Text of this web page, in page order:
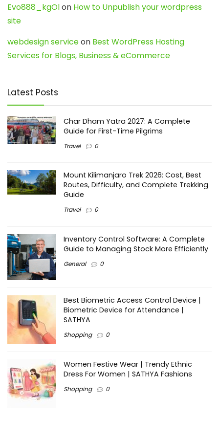
Evo888_kgOlon How to Unpublish your wordpress
site
webdesign serviceon Best WordPress Hosting
Services for Blogs, Business & eCommerce
Latest Posts
Char Dham Yatra 2027: A Complete
Guide for First-Time Pilgrims
Travel 0
Mount Kilimanjaro Trek 2026: Cost, Best
Routes, Difficulty, and Complete Trekking
Guide
Travel 0
Inventory Control Software: A Complete
Guide to Managing Stock More Efficiently
General 0
Best Biometric Access Control Device |
Biometric Device for Attendance |
SATHYA
Shopping 0
Women Festive Wear | Trendy Ethnic
Dress For Women | SATHYA Fashions
Shopping 0